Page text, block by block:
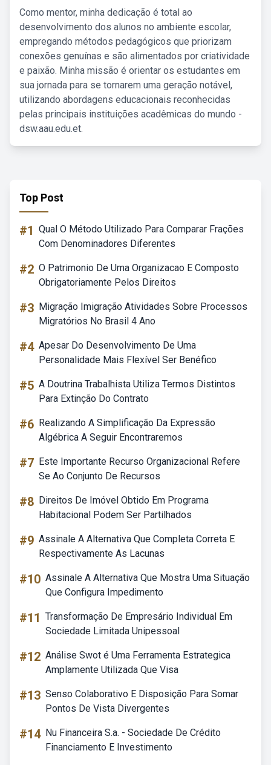
Como mentor, minha dedicação é total ao
desenvolvimento dos alunos no ambiente escolar,
empregando métodos pedagógicos que priorizam
conexões genuínas e são alimentados por criatividade
e paixão. Minha missão é orientar os estudantes em
sua jornada para se tornarem uma geração notável,
utilizando abordagens educacionais reconhecidas
pelas principais instituições acadêmicas do mundo -
dsw.aau.edu.et.
Top Post
#1 Qual O Método Utilizado Para Comparar Frações
Com Denominadores Diferentes
#2 O Patrimonio De Uma Organizacao E Composto
Obrigatoriamente Pelos Direitos
#3 Migração Imigração Atividades Sobre Processos
Migratórios No Brasil 4 Ano
#4 Apesar Do Desenvolvimento De Uma
Personalidade Mais Flexível Ser Benéfico
#5 A Doutrina Trabalhista Utiliza Termos Distintos
Para Extinção Do Contrato
#6 Realizando A Simplificação Da Expressão
Algébrica A Seguir Encontraremos
#7 Este Importante Recurso Organizacional Refere
Se Ao Conjunto De Recursos
#8 Direitos De Imóvel Obtido Em Programa
Habitacional Podem Ser Partilhados
#9 Assinale A Alternativa Que Completa Correta E
Respectivamente As Lacunas
#10 Assinale A Alternativa Que Mostra Uma Situação
Que Configura Impedimento
#11 Transformação De Empresário Individual Em
Sociedade Limitada Unipessoal
#12 Análise Swot é Uma Ferramenta Estrategica
Amplamente Utilizada Que Visa
#13 Senso Colaborativo E Disposição Para Somar
Pontos De Vista Divergentes
#14 Nu Financeira S.a. - Sociedade De Crédito
Financiamento E Investimento